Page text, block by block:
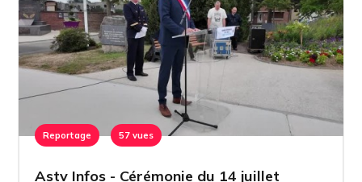
Reportage 57 vues
Astv Infos - Cérémonie du 14 juillet